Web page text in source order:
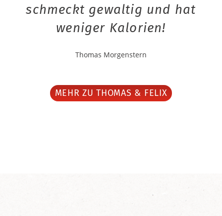
schmeckt gewaltig und hat
weniger Kalorien!
Thomas Morgenstern
MEHR ZU THOMAS & FELIX